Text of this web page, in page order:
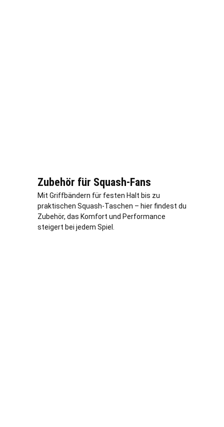
Zubehör für Squash-Fans
Mit Griffbändern für festen Halt bis zu
praktischen Squash-Taschen – hier findest du
Zubehör, das Komfort und Performance
steigert bei jedem Spiel.